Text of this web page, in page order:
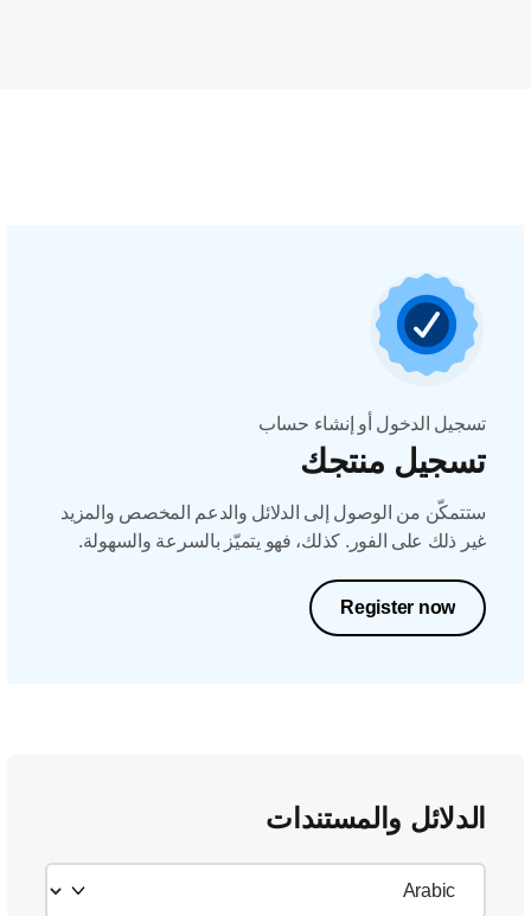
تسجيل الدخول أو إنشاء حساب
تسجيل منتجك
ستتمكّن من الوصول إلى الدلائل والدعم المخصص والمزيد
غير ذلك على الفور. كذلك، فهو يتميّز بالسرعة والسهولة.
Register now
الدلائل والمستندات